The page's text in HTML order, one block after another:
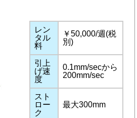
レン
タル
料
￥50,000/週(税
別)
引上
げ速
度
0.1mm/secから
200mm/sec
スト
ロー
ク
最大300mm